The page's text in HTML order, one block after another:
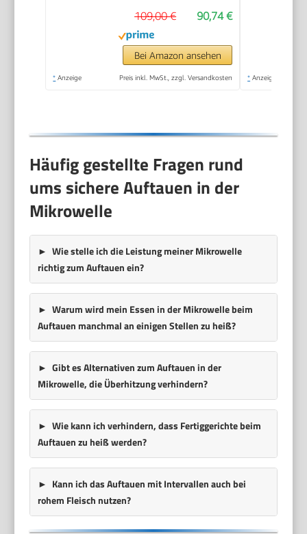
1000 W Grillleistung,
Schwarz
90,74 €
109,00 €
Bei Amazon ansehen
* Anzeige Preis inkl. MwSt., zzgl. Versandkosten * Anzeige
Häufig gestellte Fragen rund
ums sichere Auftauen in der
Mikrowelle
Wie stelle ich die Leistung meiner Mikrowelle
richtig zum Auftauen ein?
Warum wird mein Essen in der Mikrowelle beim
Auftauen manchmal an einigen Stellen zu heiß?
Gibt es Alternativen zum Auftauen in der
Mikrowelle, die Überhitzung verhindern?
Wie kann ich verhindern, dass Fertiggerichte beim
Auftauen zu heiß werden?
Kann ich das Auftauen mit Intervallen auch bei
rohem Fleisch nutzen?